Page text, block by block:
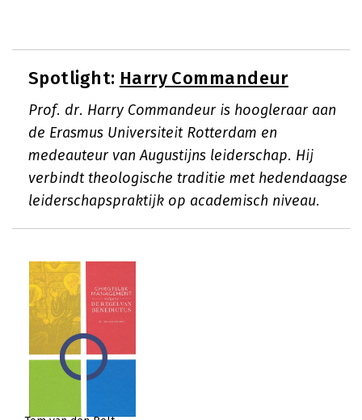
Spotlight: Harry Commandeur
Prof. dr. Harry Commandeur is hoogleraar aan
de Erasmus Universiteit Rotterdam en
medeauteur van Augustijns leiderschap. Hij
verbindt theologische traditie met hedendaagse
leiderschapspraktijk op academisch niveau.